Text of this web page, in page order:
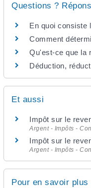
Questions ?
En quoi consiste
Comment
Qu'est-ce que la
Déduction,
Et aussi
Impôt sur le
Argent - Impôts -
Impôt sur le
Argent - Impôts -
Pour en savoir plus